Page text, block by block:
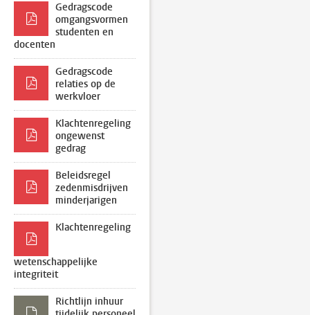
Gedragscode
omgangsvormen
studenten en
docenten
Gedragscode
relaties op de
werkvloer
Klachtenregeling
ongewenst
gedrag
Beleidsregel
zedenmisdrijven
minderjarigen
Klachtenregeling
wetenschappelijke
integriteit
Richtlijn inhuur